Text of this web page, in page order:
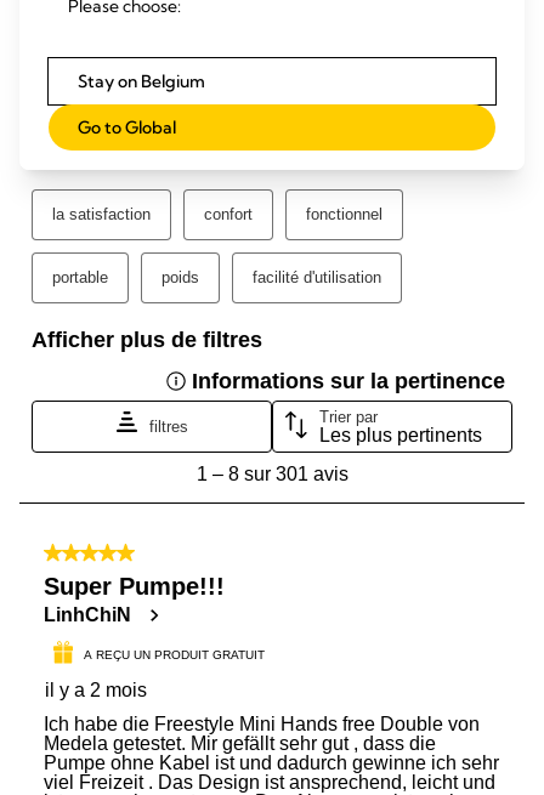
Please choose:
Stay on Belgium
Go to Global